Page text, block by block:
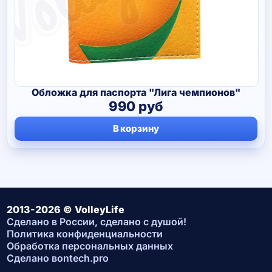
Обложка для паспорта "Лига чемпионов"
990 руб
В корзину
2013-2026 © VolleyLife
Сделано в России, сделано с душой!
Политика конфиденциальности
Обработка персональных данных
Сделано вontech.pro